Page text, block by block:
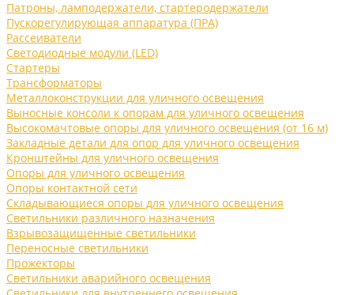
Патроны, ламподержатели, стартеродержатели
Пускорегулирующая аппаратура (ПРА)
Рассеиватели
Светодиодные модули (LED)
Стартеры
Трансформаторы
Металлоконструкции для уличного освещения
Выносные консоли к опорам для уличного освещения
Высокомачтовые опоры для уличного освещения (от 16 м)
Закладные детали для опор для уличного освещения
Кронштейны для уличного освещения
Опоры для уличного освещения
Опоры контактной сети
Складывающиеся опоры для уличного освещения
Светильники различного назначения
Взрывозащищенные светильники
Переносные светильники
Прожекторы
Светильники аварийного освещения